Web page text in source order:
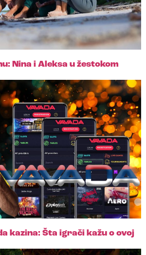
Nina i Aleksa u žestokom
kazina: Šta igrači kažu o ovoj